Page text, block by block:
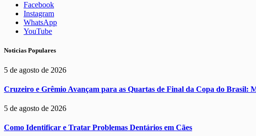
Facebook
Instagram
WhatsApp
YouTube
Noticias Populares
5 de agosto de 2026
Cruzeiro e Grêmio Avançam para as Quartas de Final da Copa do Brasil:
5 de agosto de 2026
Como Identificar e Tratar Problemas Dentários em Cães